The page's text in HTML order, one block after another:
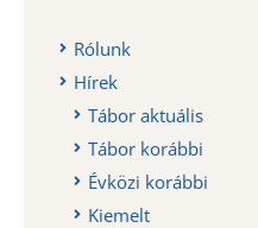
Rólunk
Hírek
Tábor aktuális
Tábor korábbi
Évközi korábbi
Kiemelt